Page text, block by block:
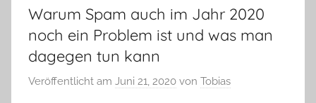
Warum Spam auch im Jahr 2020
noch ein Problem ist und was man
dagegen tun kann
Veröffentlicht am Juni 21, 2020 von Tobias